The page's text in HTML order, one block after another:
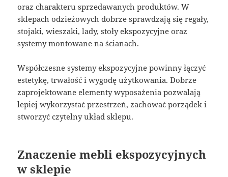
oraz charakteru sprzedawanych produktów. W
sklepach odzieżowych dobrze sprawdzają się regały,
stojaki, wieszaki, lady, stoły ekspozycyjne oraz
systemy montowane na ścianach.
Współczesne systemy ekspozycyjne powinny łączyć
estetykę, trwałość i wygodę użytkowania. Dobrze
zaprojektowane elementy wyposażenia pozwalają
lepiej wykorzystać przestrzeń, zachować porządek i
stworzyć czytelny układ sklepu.
Znaczenie mebli ekspozycyjnych
w sklepie